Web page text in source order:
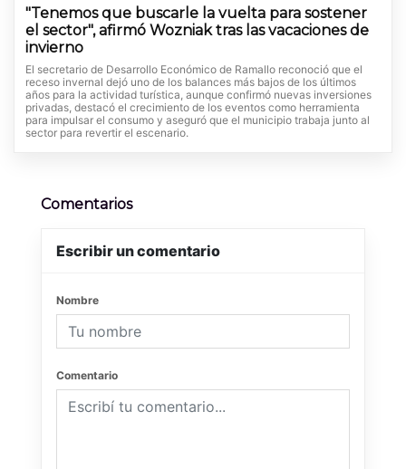
"Tenemos que buscarle la vuelta para sostener
el sector", afirmó Wozniak tras las vacaciones de
invierno
El secretario de Desarrollo Económico de Ramallo reconoció que el
receso invernal dejó uno de los balances más bajos de los últimos
años para la actividad turística, aunque confirmó nuevas inversiones
privadas, destacó el crecimiento de los eventos como herramienta
para impulsar el consumo y aseguró que el municipio trabaja junto al
sector para revertir el escenario.
Comentarios
Escribir un comentario
Nombre
Comentario